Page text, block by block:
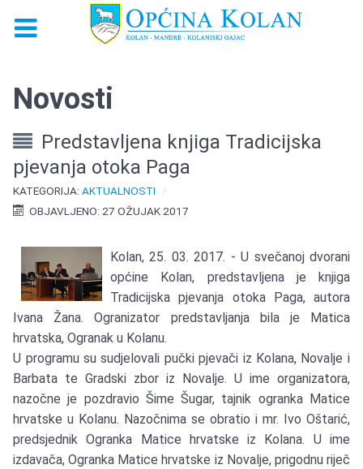
Novosti
Predstavljena knjiga Tradicijska
pjevanja otoka Paga
KATEGORIJA:AKTUALNOSTI
OBJAVLJENO: 27 OŽUJAK 2017
Kolan, 25. 03. 2017. - U svečanoj dvorani
općine Kolan, predstavljena je knjiga
Tradicijska pjevanja otoka Paga, autora
Ivana Žana. Ogranizator predstavljanja bila je Matica
hrvatska, Ogranak u Kolanu.
U programu su sudjelovali pučki pjevači iz Kolana, Novalje i
Barbata te Gradski zbor iz Novalje. U ime organizatora,
nazočne je pozdravio Šime Šugar, tajnik ogranka Matice
hrvatske u Kolanu. Nazočnima se obratio i mr. Ivo Oštarić,
predsjednik Ogranka Matice hrvatske iz Kolana. U ime
izdavača, Ogranka Matice hrvatske iz Novalje, prigodnu riječ